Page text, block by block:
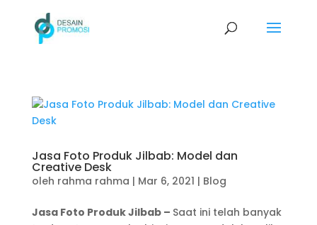
Jasa Foto Produk Jilbab: Model dan
Creative Desk
oleh rahma rahma | Mar 6, 2021 | Blog
Jasa Foto Produk Jilbab – Saat ini telah banyak